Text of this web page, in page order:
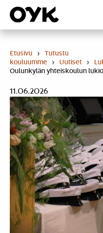
Skip
content
Etusivu › Tutustu
kouluumme › Uutiset ›
Oulunkylän yhteiskoulun
11.06.2026